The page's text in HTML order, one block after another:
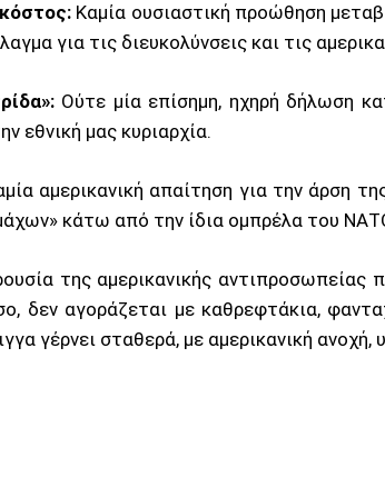
Καμία ουσιαστική προώθηση
για τις διευκολύνσεις και τις
Ούτε μία επίσημη, ηχηρή δήλωση
εθνική μας κυριαρχία.
αμερικανική απαίτηση για την άρση
κάτω από την ίδια ομπρέλα του
της αμερικανικής αντιπροσωπείας
δεν αγοράζεται με καθρεφτάκια,
γέρνει σταθερά, με αμερικανική ανοχή,